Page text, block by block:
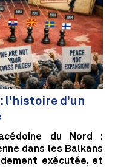
: l'histoire d'un
du Nord :
dans les Balkans
exécutée, et